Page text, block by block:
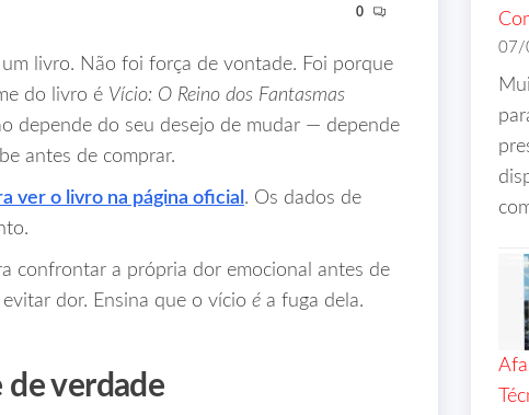
0
livro. Não foi força de vontade. Foi porque
do livro é Vício: O Reino dos Fantasmas
depende do seu desejo de mudar — depende
antes de comprar.
ver o livro na página oficial . Os dados de
confrontar a própria dor emocional antes de
dor. Ensina que o vício é a fuga dela.
de verdade
07/